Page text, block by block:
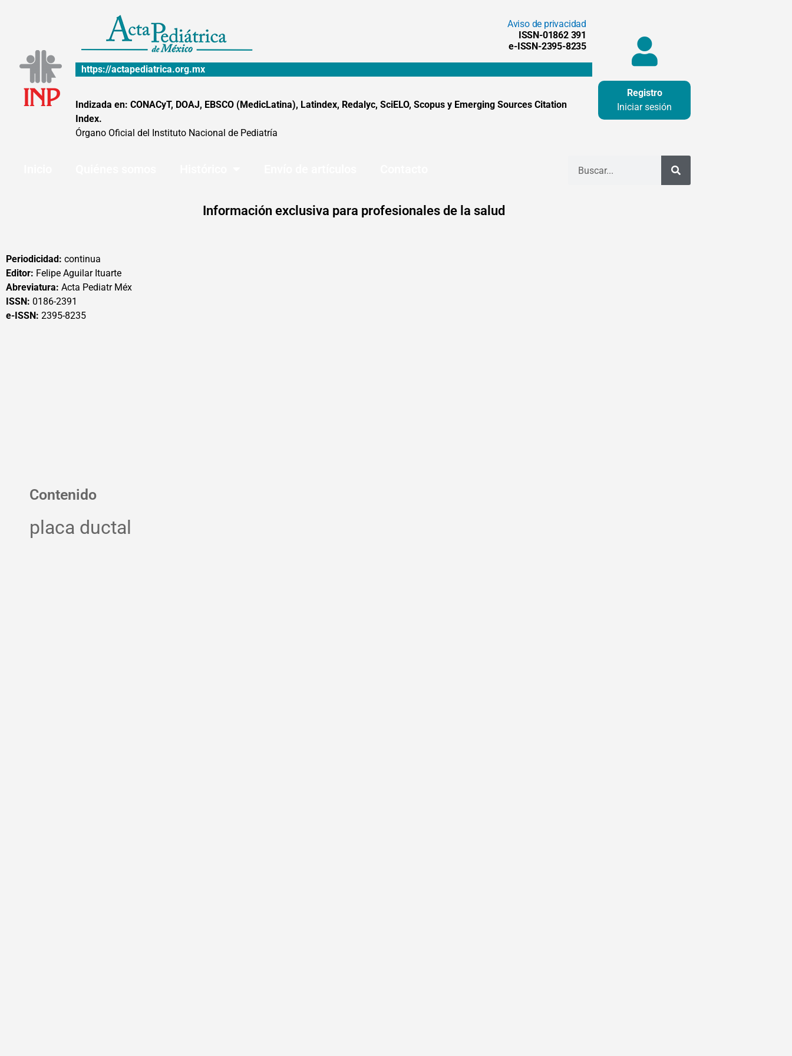
Aviso de privacidad
ISSN-01862 391
e-ISSN-2395-8235
https://actapediatrica.org.mx
Indizada en: CONACyT, DOAJ, EBSCO (MedicLatina), Latindex, Redalyc, SciELO, Scopus y Emerging Sources Citation
Index.
Órgano Oficial del Instituto Nacional de Pediatría
Registro
Iniciar sesión
Información exclusiva para profesionales de la salud
Periodicidad: continua
Editor: Felipe Aguilar Ituarte
Abreviatura: Acta Pediatr Méx
ISSN: 0186-2391
e-ISSN: 2395-8235
Contenido
placa ductal